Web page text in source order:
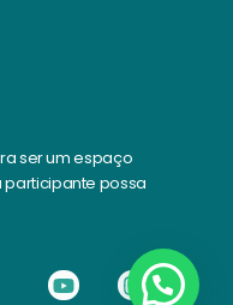
ser um espaço
possa